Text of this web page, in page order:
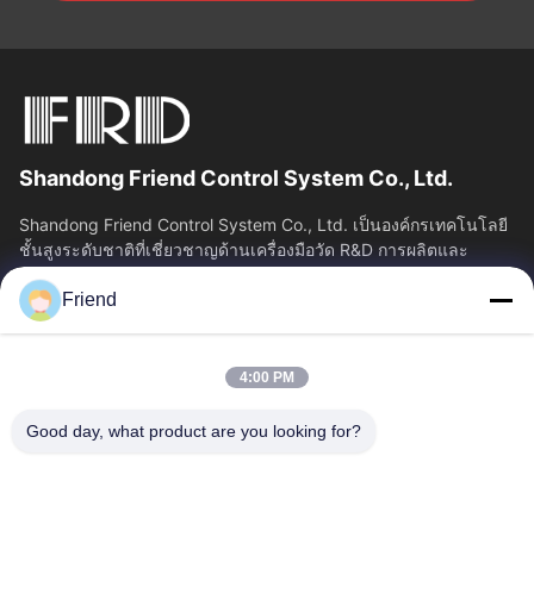
Shandong Friend Control System Co., Ltd.
Shandong Friend Control System Co., Ltd. เป็นองค์กรเทคโนโลยี
ชั้นสูงระดับชาติที่เชี่ยวชาญด้านเครื่องมือวัด R&D การผลิตและ
บริการควบคุมอุตสาหกรรม...
ลิงค์เร็ว
เกี่ยวกับเรา
ทัวร์โรงงาน
ควบคุมคุณภาพ
Friend
4:00 PM
Good day, what product are you looking for?